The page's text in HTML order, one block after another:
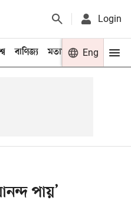
Login
বাণিজ্য মতামত খেলা
Eng
পায়’